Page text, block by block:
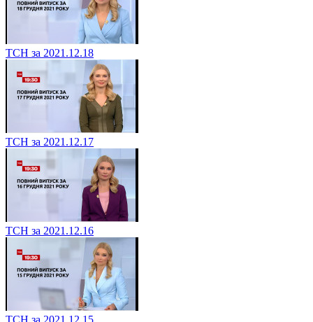
ТСН за 2021.12.18
ТСН за 2021.12.17
ТСН за 2021.12.16
ТСН за 2021.12.15